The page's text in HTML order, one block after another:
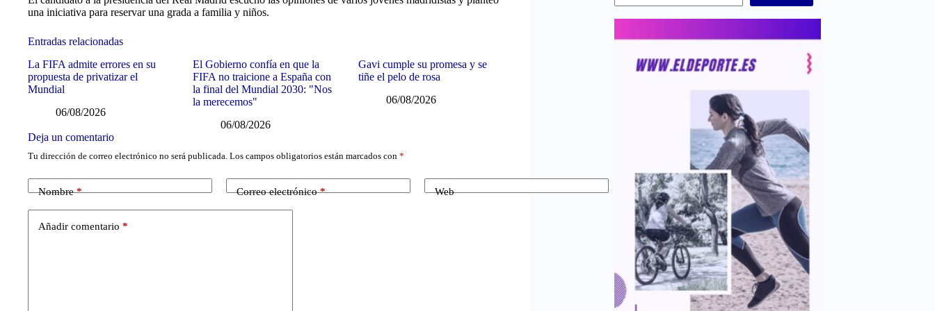
una iniciativa para reservar una grada a familia y niños.
Entradas relacionadas
La FIFA admite errores en su
propuesta de privatizar el
Mundial
06/08/2026
El Gobierno confía en que la
FIFA no traicione a España con
la final del Mundial 2030: "Nos
la merecemos"
06/08/2026
Gavi cumple su promesa y se
tiñe el pelo de rosa
06/08/2026
Deja un comentario
Tu dirección de correo electrónico no será publicada. Los campos obligatorios están marcados con *
Nombre* Correo electrónico* Web
Añadir comentario *